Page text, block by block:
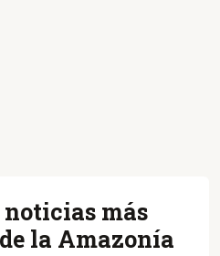
noticias más
la Amazonía